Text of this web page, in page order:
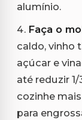
alumínio.
Faça o
caldo, vinho
açúcar e
até reduzir
cozinhe
para